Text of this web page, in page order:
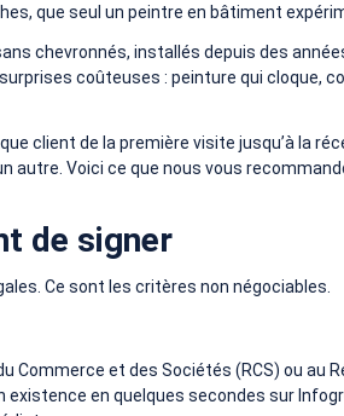
que seul un peintre en bâtiment
chevronnés, installés depuis des
coûteuses : peinture qui cloque,
client de la première visite jusqu’à la
Voici ce que nous vous
de signer
Ce sont les critères non négociables.
et des Sociétés (RCS) ou au
en quelques secondes sur